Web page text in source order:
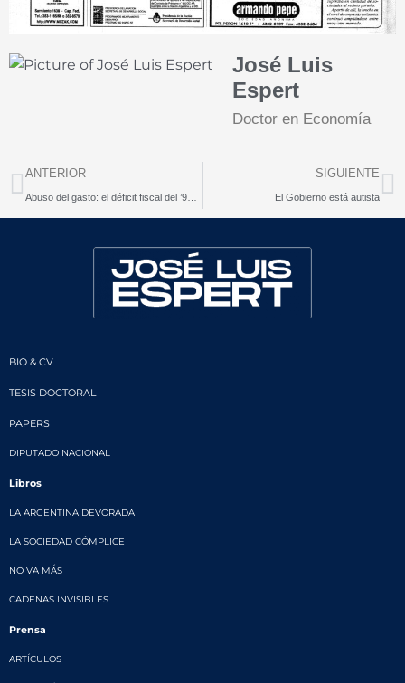
José Luis
Espert
Doctor en Economía
Prev
ANTERIOR SIGUIENTE
El Gobierno está autista
BIO & CV
TESIS DOCTORAL
PAPERS
DIPUTADO NACIONAL
Libros
LA ARGENTINA DEVORADA
LA SOCIEDAD CÓMPLICE
NO VA MÁS
CADENAS INVISIBLES
Prensa
ARTÍCULOS